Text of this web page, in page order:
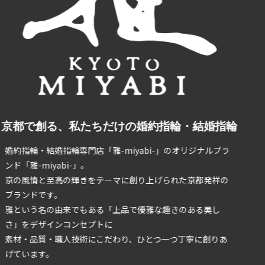
京都で創る、私たちだけの婚約指輪・結婚指輪
婚約指輪・結婚指輪専門店「雅-miyabi-」のオリジナルブラ
ンド「雅-miyabi-」。
京の風情と至高の輝きをテーマに創り上げられた京都発祥の
ブランドです。
雅という名の由来でもある「上品で優雅な趣きのある美し
さ」をデザインコンセプトに
素材・品質・職人技術にこだわり、ひとつ一つ丁寧に創りあ
げています。